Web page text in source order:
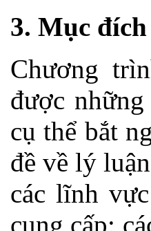
3. Mục
Chương
được
cụ thể bắt
đề về lý
các lĩnh
cung cấp;